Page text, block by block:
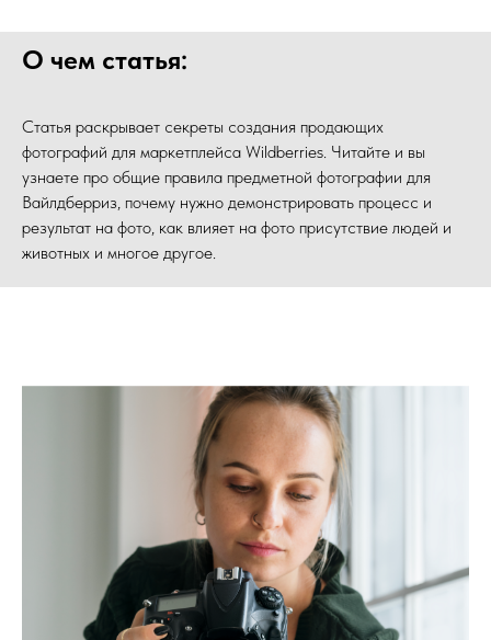
О чем статья:
Статья раскрывает секреты создания продающих
фотографий для маркетплейса Wildberries. Читайте и вы
узнаете про общие правила предметной фотографии для
Вайлдберриз, почему нужно демонстрировать процесс и
результат на фото, как влияет на фото присутствие людей и
животных и многое другое.